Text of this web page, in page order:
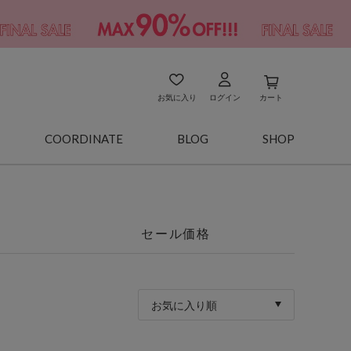
お気に入り ログイン カート
COORDINATE BLOG SHOP
セール価格
お気に入り順